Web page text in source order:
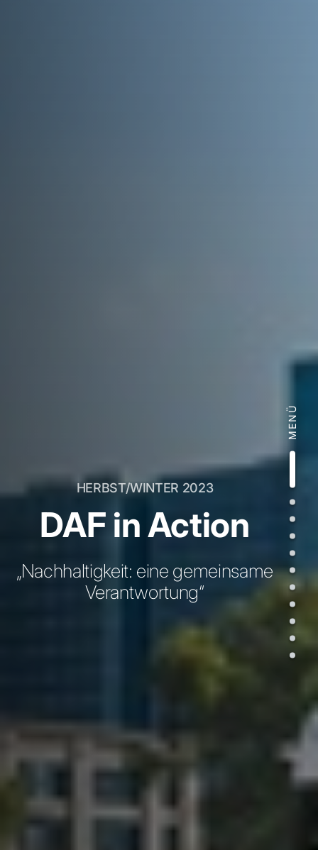
HERBST/WINTER 2023
DAF in Action
„Nachhaltigkeit: eine gemeinsame
Verantwortung“
MENÜ